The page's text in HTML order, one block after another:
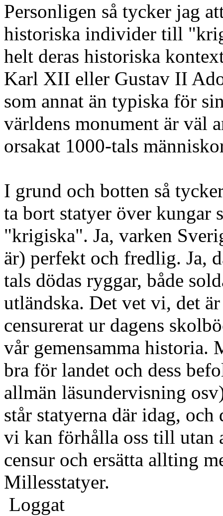
Personligen så tycker jag
historiska individer till
helt deras historiska
Karl XII eller Gustav II
som annat än typiska för
världens monument är väl
orsakat 1000-tals
I grund och botten så
ta bort statyer över kungar
"krigiska". Ja, varken
är) perfekt och fredlig. Ja,
tals dödas ryggar, både
utländska. Det vet vi, det
censurerat ur dagens
vår gemensamma historia.
bra för landet och dess
allmän läsundervisning
står statyerna där idag,
vi kan förhålla oss till utan
censur och ersätta allting
Millesstatyer.
Loggat